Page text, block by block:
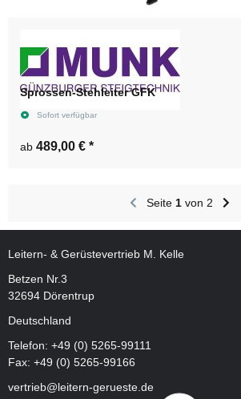
Sprossen-Stehleiter GFK
Sofort verfügbar
ab 489,00 € *
Seite 1von 2
Leitern- & Gerüstevertrieb M. Kelle
Betzen Nr.3
32694 Dörentrup
Deutschland
Telefon: +49 (0) 5265-99111
Fax: +49 (0) 5265-99166
vertrieb@leitern-gerueste.de